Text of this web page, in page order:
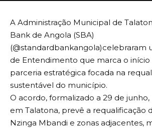
A Administração Municipal de
Bank de Angola (SBA)
(@standardbankangola)celebraram
de Entendimento que marca o início
parceria estratégica focada na
sustentável do município.
O acordo, formalizado a 29 de junho,
em Talatona, prevê a requalificação
Nzinga Mbandi e zonas adjacentes,